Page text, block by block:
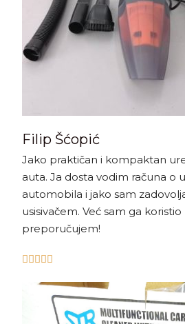
Filip Šćopić
Jako praktičan i kompaktan
auta. Ja dosta vodim računa o
automobila i jako sam
usisivačem. Već sam ga
preporučujem!
    